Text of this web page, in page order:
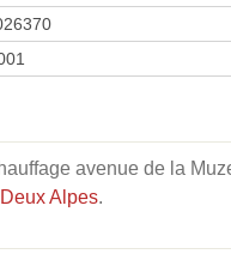
avenue de la
Alpes.